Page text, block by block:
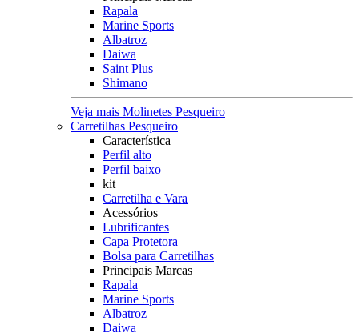
Rapala
Marine Sports
Albatroz
Daiwa
Saint Plus
Shimano
Veja mais Molinetes Pesqueiro
Carretilhas Pesqueiro
Característica
Perfil alto
Perfil baixo
kit
Carretilha e Vara
Acessórios
Lubrificantes
Capa Protetora
Bolsa para Carretilhas
Principais Marcas
Rapala
Marine Sports
Albatroz
Daiwa